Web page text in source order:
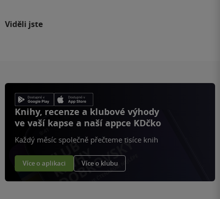
Viděli jste
Knihy, recenze a klubové výhody
ve vaší kapse a naší appce KDčko
Každý měsíc společně přečteme tisíce knih
Více o aplikaci Více o klubu